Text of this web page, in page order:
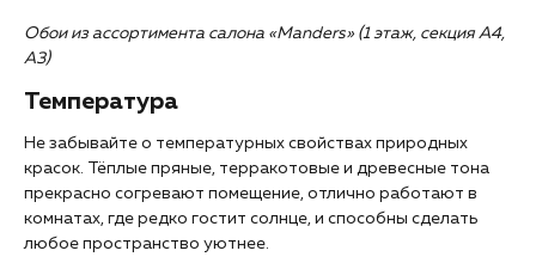
Обои из ассортимента салона «Manders» (1 этаж, секция А4,
А3)
Температура
Не забывайте о температурных свойствах природных
красок. Тёплые пряные, терракотовые и древесные тона
прекрасно согревают помещение, отлично работают в
комнатах, где редко гостит солнце, и способны сделать
любое пространство уютнее.